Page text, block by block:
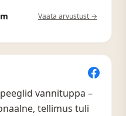
Vaata arvustust →
vannituppa –
tellimus tuli